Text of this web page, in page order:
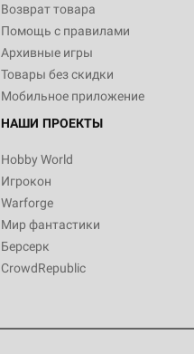
Возврат товара
Помощь с правилами
Архивные игры
Товары без скидки
Мобильное приложение
НАШИ ПРОЕКТЫ
Hobby World
Игрокон
Warforge
Мир фантастики
Берсерк
CrowdRepublic